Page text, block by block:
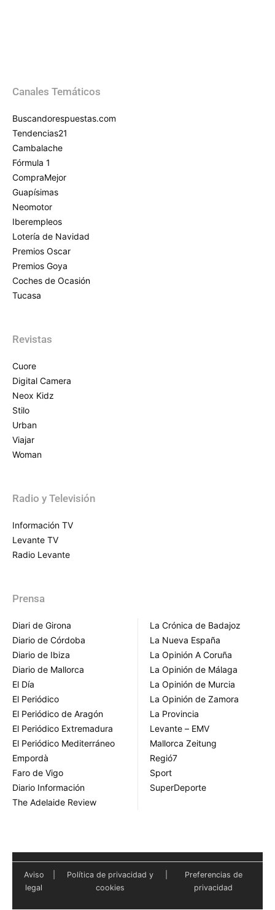
Canales Temáticos
Buscandorespuestas.com
Tendencias21
Cambalache
Fórmula 1
CompraMejor
Guapísimas
Neomotor
Iberempleos
Lotería de Navidad
Premios Oscar
Premios Goya
Coches de Ocasión
Tucasa
Revistas
Cuore
Digital Camera
Neox Kidz
Stilo
Urban
Viajar
Woman
Radio y Televisión
Información TV
Levante TV
Radio Levante
Prensa
Diari de Girona
Diario de Córdoba
Diario de Ibiza
Diario de Mallorca
El Día
El Periódico
El Periódico de Aragón
El Periódico Extremadura
El Periódico Mediterráneo
Empordà
Faro de Vigo
Diario Información
The Adelaide Review
La Crónica de Badajoz
La Nueva España
La Opinión A Coruña
La Opinión de Málaga
La Opinión de Murcia
La Opinión de Zamora
La Provincia
Levante – EMV
Mallorca Zeitung
Regió7
Sport
SuperDeporte
Aviso
legal
Política de privacidad y
cookies
Preferencias de
privacidad